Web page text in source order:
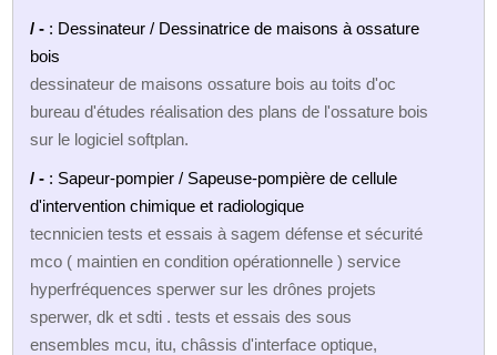
/ - : Dessinateur / Dessinatrice de maisons à ossature
bois
dessinateur de maisons ossature bois au toits d'oc
bureau d'études réalisation des plans de l'ossature bois
sur le logiciel softplan.
/ - : Sapeur-pompier / Sapeuse-pompière de cellule
d'intervention chimique et radiologique
tecnnicien tests et essais à sagem défense et sécurité
mco ( maintien en condition opérationnelle ) service
hyperfréquences sperwer sur les drônes projets
sperwer, dk et sdti . tests et essais des sous
ensembles mcu, itu, châssis d'interface optique,